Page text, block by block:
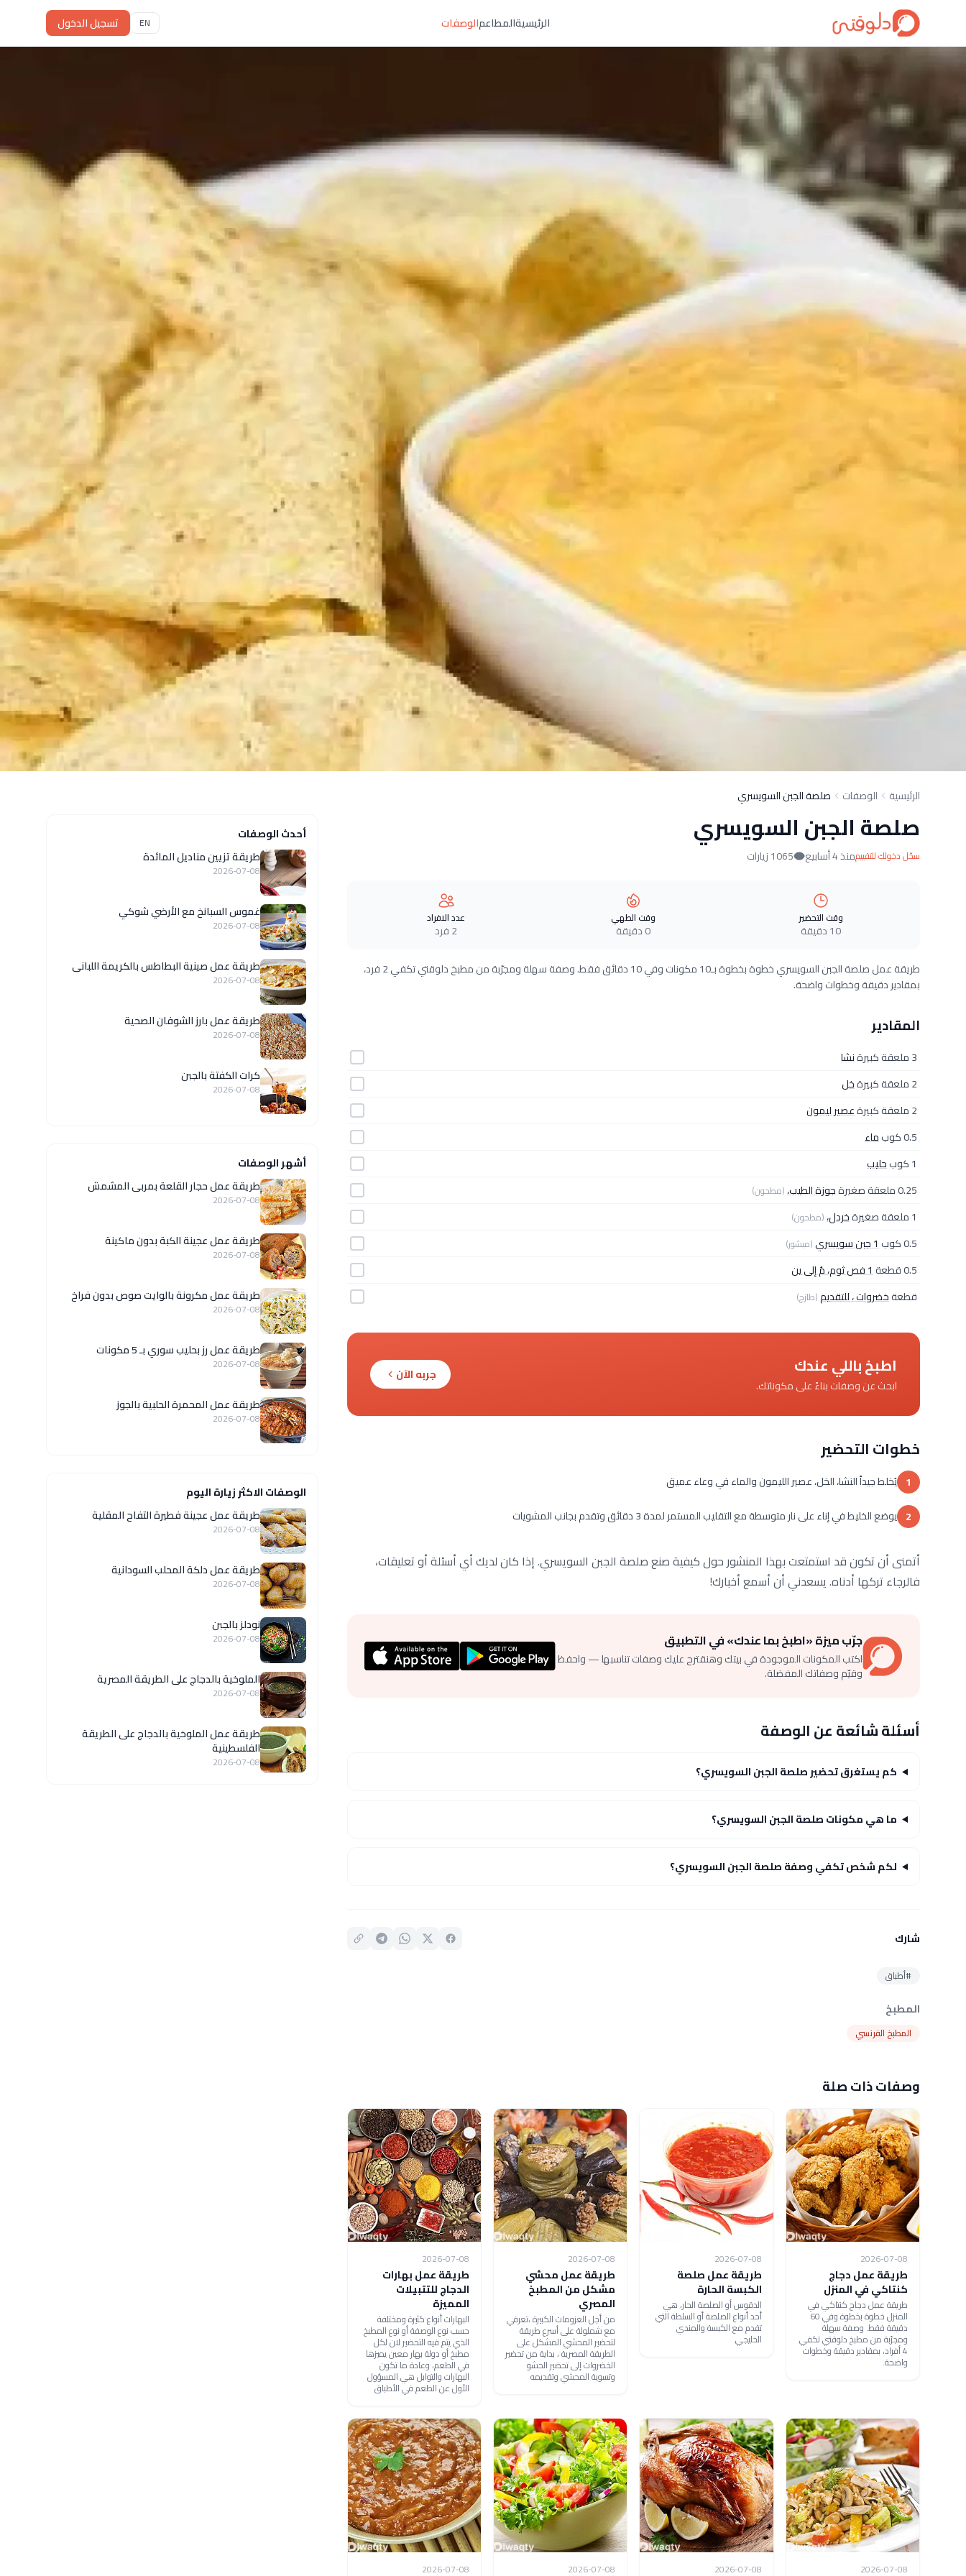
الرئيسيةالمطاعمالوصفات EN تسجيل الدخول
الرئيسية الوصفات صلصة الجبن السويسري
صلصة الجبن السويسري
سجّل دخولك للتقييممنذ 4 أسابيع 1065 زيارات
وقت التحضير
10 دقيقة
وقت الطهي
0 دقيقة
عدد الافراد
2 فرد
طريقة عمل صلصة الجبن السويسري خطوة بخطوة بـ10 مكونات وفي 10 دقائق فقط. وصفة سهلة ومجرّبة من مطبخ دلوقتي تكفي 2 فرد،
بمقادير دقيقة وخطوات واضحة.
المقادير
3 ملعقة كبيرة
نشا
2 ملعقة كبيرة
خل
2 ملعقة كبيرة
عصير ليمون
0.5 كوب
ماء
1 كوب
حليب
0.25 ملعقة صغيرة
جوزة الطيب،(مطحون)
1 ملعقة صغيرة خردل،(مطحون)
0.5 كوب 1 جبن سويسري (مبشور)
0.5 قطعة
1 فص ثوم، مُ إلى ين
قطعةخضروات ، للتقديم(طازج)
اطبخ باللي عندك
ابحث عن وصفات بناءً على مكوناتك.
جربه الآن
خطوات التحضير
1 يُخلط جيداً النشا، الخل، عصير الليمون والماء في وعاء عميق
2 يوضع الخليط في إناء على نار متوسطة مع التقليب المستمر لمدة 3 دقائق وتقدم بجانب المشويات
أتمنى أن تكون قد استمتعت بهذا المنشور حول كيفية صنع صلصة الجبن السويسري. إذا كان لديك أي أسئلة أو تعليقات،
فالرجاء تركها أدناه. يسعدني أن أسمع أخبارك!
جرّب ميزة «اطبخ بما عندك» في التطبيق
اكتب المكونات الموجودة في بيتك وهنقترح عليك وصفات تناسبها — واحفظ
وقيّم وصفاتك المفضلة.
أسئلة شائعة عن الوصفة
كم يستغرق تحضير صلصة الجبن السويسري؟
ما هي مكونات صلصة الجبن السويسري؟
لكم شخص تكفي وصفة صلصة الجبن السويسري؟
شارك
#أطباق
المطبخ
المطبخ الفرنسي
وصفات ذات صلة
2026-07-08
طريقة عمل دجاج
كنتاكي في المنزل
طريقة عمل دجاج كنتاكي في
المنزل خطوة بخطوة وفي 60
دقيقة فقط. وصفة سهلة
ومجرّبة من مطبخ دلوقتي تكفي
4 أفراد، بمقادير دقيقة وخطوات
واضحة.
2026-07-08
طريقة عمل صلصة
الكبسة الحارة
الدقوس أو الصلصة الحار، هي
أحد أنواع الصلصة أو السلطة التي
تقدم مع الكبسة والمندي
الخليجي
2026-07-08
طريقة عمل محشي
مشكل من المطبخ
المصري
من أجل العزومات الكبيرة ،تعرفي
مع شملولة على أسرع طريقة
لتحضير المحشي المشكل على
الطريقة المصرية ، بداية من تحضير
الخضروات إلى تحضير الحشو
وتسوية المحشي وتقديمه
2026-07-08
طريقة عمل بهارات
الدجاج للتتبيلات
المميزة
البهارات أنواع كثيرة ومختلفة
حسب نوع الوصفة أو نوع المطبخ
الذي يتم فيه التحضير لان لكل
مطبخ أو دولة بهار معين يميزها
في الطعم، وعادة ما تكون
البهارات والتوابل هي المسؤول
الأول عن الطعم في الأطباق
2026-07-08
2026-07-08
2026-07-08
2026-07-08
أحدث الوصفات
طريقة تزيين مناديل المائدة
2026-07-08
غموس السبانخ مع الأرضي شوكي
2026-07-08
طريقة عمل صينية البطاطس بالكريمة اللبانى
2026-07-08
طريقة عمل بارز الشوفان الصحية
2026-07-08
كرات الكفتة بالجبن
2026-07-08
أشهر الوصفات
طريقة عمل حجار القلعة بمربى المشمش
2026-07-08
طريقة عمل عجينة الكبة بدون ماكينة
2026-07-08
طريقة عمل مكرونة بالوايت صوص بدون فراخ
2026-07-08
طريقة عمل رز بحليب سوري بـ 5 مكونات
2026-07-08
طريقة عمل المحمرة الحلبية بالجوز
2026-07-08
الوصفات الاكثر زيارة اليوم
طريقة عمل عجينة فطيرة التفاح المقلية
2026-07-08
طريقة عمل دلكة المحلب السودانية
2026-07-08
نودلز بالجبن
2026-07-08
الملوخية بالدجاج على الطريقة المصرية
2026-07-08
طريقة عمل الملوخية بالدجاج على الطريقة
الفلسطينية
2026-07-08